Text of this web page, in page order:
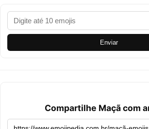
Enviar
Compartilhe Maçã com